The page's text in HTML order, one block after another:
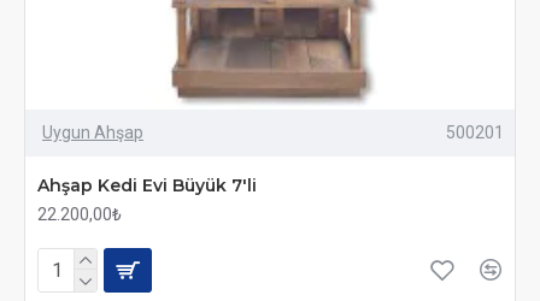
Uygun Ahşap 500201
Ahşap Kedi Evi Büyük 7'li
22.200,00₺